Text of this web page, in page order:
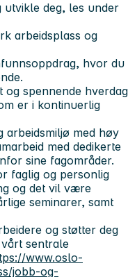
deg, les under
arbeidsplass og
hvor du
spennende hverdag
er i kontinuerlig
arbeidsmiljø med høy
med dedikerte
sine fagområder.
faglig og personlig
og det vil være
seminarer, samt
og støtter deg
sentrale
www.oslo-
jobb-og-